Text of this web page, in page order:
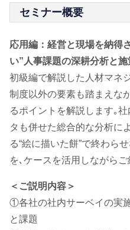
セミナー概要
応用編： 経営と現場を納得
い”人事課題の深耕分析と施
初級編で解説した人材マネ
制度以外の要素も踏まえな
るポイントを解説します｡
タも併せた総合的な分析に
る“絵に描いた餅”で終わら
を､ケースを活用しながら
＜ご説明内容＞
①各社の社内サーベイの実
と課題